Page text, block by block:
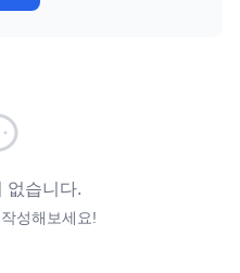
없습니다.
성해보세요!